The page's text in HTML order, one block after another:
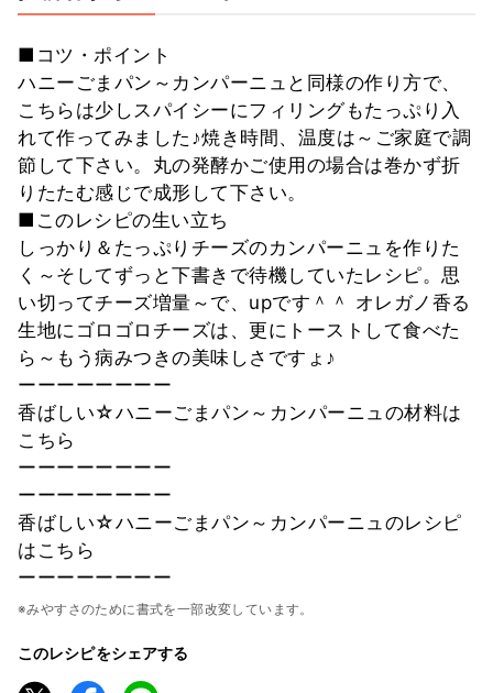
■コツ・ポイント
ハニーごまパン～カンパーニュと同様の作り方で、
こちらは少しスパイシーにフィリングもたっぷり入
れて作ってみました♪焼き時間、温度は～ご家庭で調
節して下さい。丸の発酵かご使用の場合は巻かず折
りたたむ感じで成形して下さい。
■このレシピの生い立ち
しっかり＆たっぷりチーズのカンパーニュを作りた
く～そしてずっと下書きで待機していたレシピ。思
い切ってチーズ増量～で、upです＾＾ オレガノ香る
生地にゴロゴロチーズは、更にトーストして食べた
ら～もう病みつきの美味しさですょ♪
ーーーーーーーー
香ばしい☆ハニーごまパン～カンパーニュの材料は
こちら
ーーーーーーーー
ーーーーーーーー
香ばしい☆ハニーごまパン～カンパーニュのレシピ
はこちら
ーーーーーーーー
※みやすさのために書式を一部改変しています。
このレシピをシェアする